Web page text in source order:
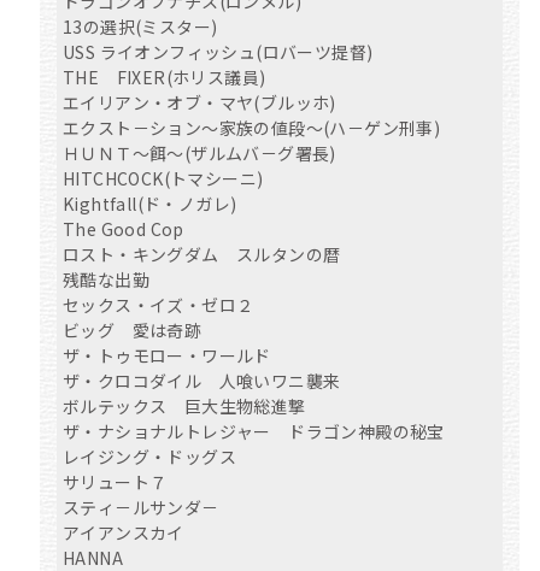
13の選択(ミスター)
USS ライオンフィッシュ(ロバーツ提督)
THE FIXER(ホリス議員)
エイリアン・オブ・マヤ(ブルッホ)
エクスト－ション～家族の値段～(ハ－ゲン刑事)
ＨＵＮＴ～餌～(ザルムバ－グ署長)
HITCHCOCK(トマシーニ)
Kightfall(ド・ノガレ)
The Good Cop
ロスト・キングダム スルタンの暦
残酷な出勤
セックス・イズ・ゼロ２
ビッグ 愛は奇跡
ザ・トゥモロー・ワールド
ザ・クロコダイル 人喰いワニ襲来
ボルテックス 巨大生物総進撃
ザ・ナショナルトレジャー ドラゴン神殿の秘宝
レイジング・ドッグス
サリュート７
スティ－ルサンダ－
アイアンスカイ
HANNA